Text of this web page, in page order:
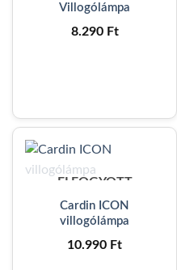
Villogólámpa
8.290 Ft
ELFOGYOTT
Cardin ICON
villogólámpa
10.990 Ft